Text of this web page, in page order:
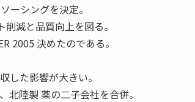
ーシングを決定。
減と品質向上を図る。
2005 決めたのである。
した影響が大きい。
北陸製 薬の二子会社を合併。